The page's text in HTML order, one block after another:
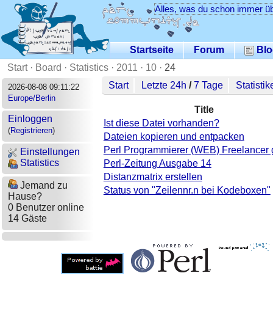
Alles, was du schon immer
Startseite Forum
Start· Board · Statistics · 2011 · 10 · 24
2026-08-08 09:11:22
Europe/Berlin
Einloggen
(Registrieren)
Einstellungen
Statistics
Jemand zu
Hause?
0 Benutzer online
14 Gäste
Start Letzte 24h /7 Tage
Title
Ist diese Datei vorhanden?
Dateien kopieren und entpacken
Perl Programmierer (WEB) Freelancer
Perl-Zeitung Ausgabe 14
Distanzmatrix erstellen
Status von "Zeilennr.n bei Kodeboxen"